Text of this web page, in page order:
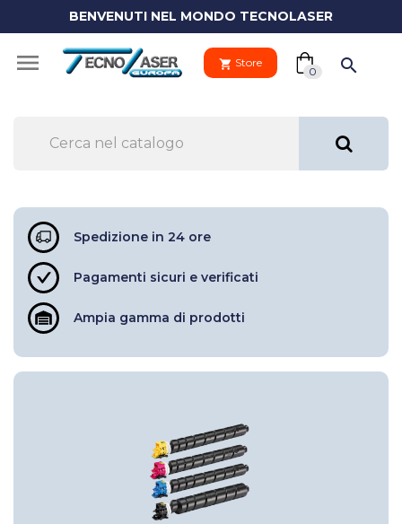
BENVENUTI NEL MONDO TECNOLASER
shopping_cart Store
0
PROCEDI
search
shopping_cart
Spedizione in 24 ore
Pagamenti sicuri e verificati
Ampia gamma di prodotti